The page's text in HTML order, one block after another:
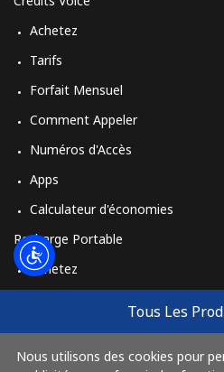
Tous Les
Nous utilisons des cookies pour
Achetez
Tarifs
Forfait Mensuel
Comment Appeler
Numéros d'Accès
Apps
Calculateur d'économies
Recharge Portable
Achetez
Achetez